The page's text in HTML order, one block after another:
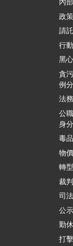
內
政
請
行
黑
貪
例
法
公
身
毒
物
轉
裁
司
公
勤
打